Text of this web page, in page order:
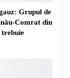
Grupul de
Comrat din